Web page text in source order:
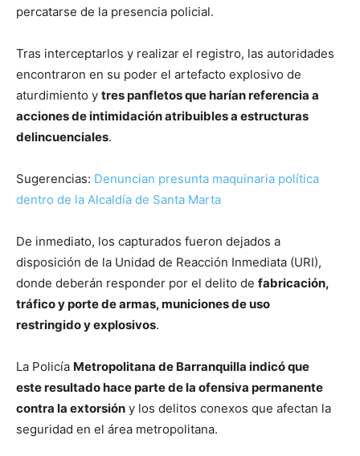
percatarse de la presencia policial.
Tras interceptarlos y realizar el registro, las autoridades
encontraron en su poder el artefacto explosivo de
aturdimiento y tres panfletos que harían referencia a
acciones de intimidación atribuibles a estructuras
delincuenciales.
Sugerencias: Denuncian presunta maquinaria política
dentro de la Alcaldía de Santa Marta
De inmediato, los capturados fueron dejados a
disposición de la Unidad de Reacción Inmediata (URI),
donde deberán responder por el delito de fabricación,
tráfico y porte de armas, municiones de uso
restringido y explosivos.
La Policía Metropolitana de Barranquilla indicó que
este resultado hace parte de la ofensiva permanente
contra la extorsión y los delitos conexos que afectan la
seguridad en el área metropolitana.